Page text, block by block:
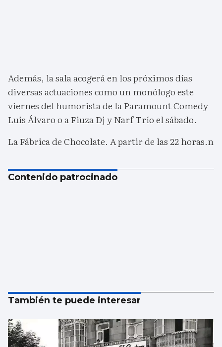
Además, la sala acogerá en los próximos días
diversas actuaciones como un monólogo este
viernes del humorista de la Paramount Comedy
Luis Álvaro o a Fiuza Dj y Narf Trío el sábado.
La Fábrica de Chocolate. A partir de las 22 horas.n
Contenido patrocinado
También te puede interesar